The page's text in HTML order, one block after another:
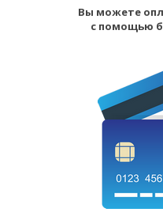
Вы можете
с помощью